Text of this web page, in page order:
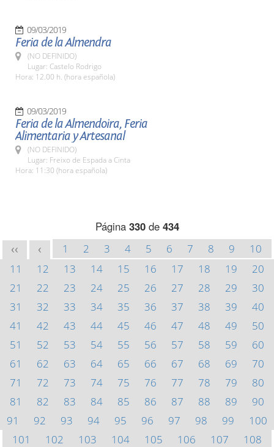
09/03/2019
Feria de la Almendra
(NO DEFINIDO)
Lugar: Castelo Rodrigo
Hora: 12.00 h. (hora española)
09/03/2019
Feria de la Almendoira, Feria
Alimentaria y Artesanal
(NO DEFINIDO)
Lugar: Freixo de Espada a Cinta
Hora: 11:30 (hora española)
Página 330de 434
<< < 1 2 3 4 5 6 7 8 9
10
11
12 13 14 15 16 17 18 19
20
21
22 23 24 25 26 27 28 29
30
31
32 33 34 35 36 37 38 39
40
41
42 43 44 45 46 47 48 49
50
51
52 53 54 55 56 57 58 59
60
61
62 63 64 65 66 67 68 69
70
71
72 73 74 75 76 77 78 79
80
81
82 83 84 85 86 87 88 89
90
91
92 93 94 95 96 97 98 99
100
101
102 103 104 105 106 107
108